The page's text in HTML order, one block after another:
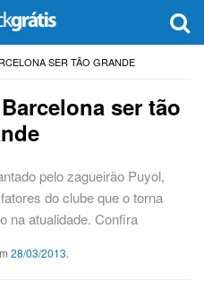
SER TÃO GRANDE
ser tão
pelo zagueirão Puyol,
do clube que o torna
na atualidade. Confira
28/03/2013.